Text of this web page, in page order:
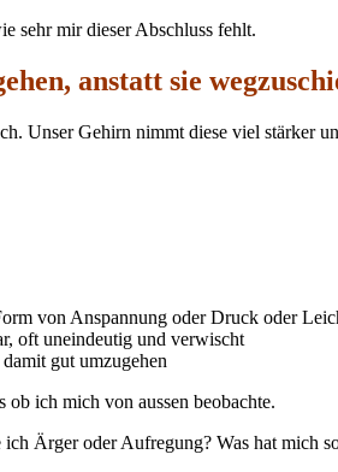
sehr mir dieser Abschluss fehlt.
anstatt sie
Unser Gehirn nimmt diese viel stärker
von Anspannung oder Druck oder
oft uneindeutig und verwischt
gut umzugehen
ich mich von aussen beobachte.
Ärger oder Aufregung? Was hat mich